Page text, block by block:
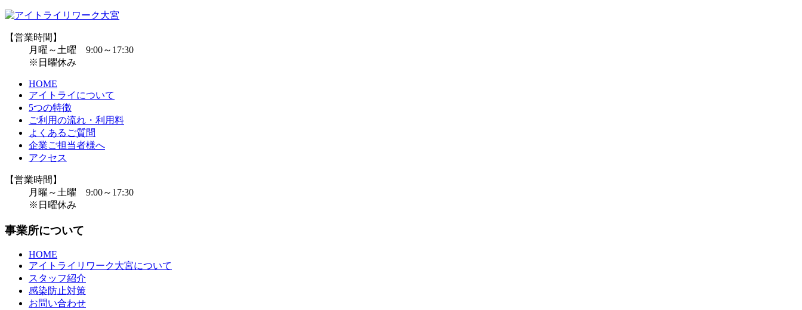
【営業時間】
月曜～土曜 9:00～17:30
※日曜休み
HOME
アイトライについて
5つの特徴
ご利用の流れ・利用料
よくあるご質問
企業ご担当者様へ
アクセス
【営業時間】
月曜～土曜 9:00～17:30
※日曜休み
事業所について
HOME
アイトライリワーク大宮について
スタッフ紹介
感染防止対策
お問い合わせ